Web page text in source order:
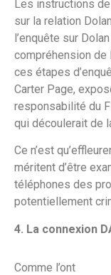
Les instructions
sur la relation
l’enquête sur
compréhension de
ces étapes
Carter Page,
responsabilité du
qui découlerait de
Ce n’est
méritent d’être
téléphones des
potentiellement
4. La connexion
Comme l’ont